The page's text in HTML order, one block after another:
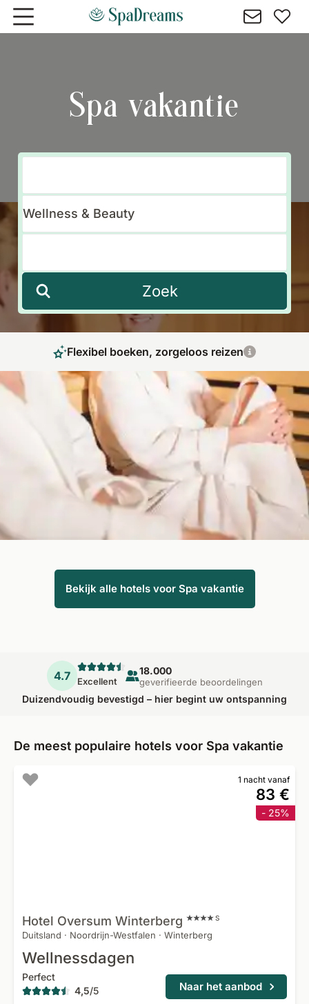
Naar hoofdinhoud gaan
Spa vakantie
Zoek
Flexibel boeken, zorgeloos reizen
Kom helemaal tot rust
Een spa vakantie voor mensen die af en toe iets goeds voor
zichzelf willen doen. Een paar vrije dagen in een spa hotel
kunnen wonderen doen om weer op krachten te komen.
Massages en cosmetische behandelingen maken ook deel uit
van het wellnessaanbod van spa vakanties.
Bekijk alle hotels voor Spa vakantie
4.7 Excellent
18.000
geverifieerde beoordelingen
Duizendvoudig bevestigd – hier begint uw ontspanning
De meest populaire hotels voor Spa vakantie
1 nacht vanaf
83 €
- 25%
Hotel Oversum Winterberg S
Duitsland · Noordrijn-Westfalen · Winterberg
Wellnessdagen
Perfect
4,5/5 Naar het aanbod